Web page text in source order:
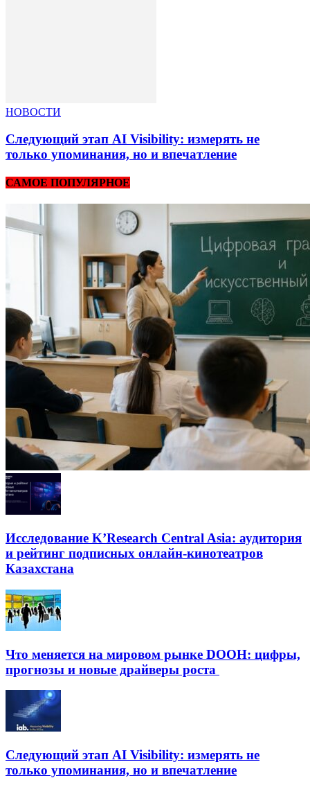
НОВОСТИ
Следующий этап AI Visibility: измерять не
только упоминания, но и впечатление
САМОЕ ПОПУЛЯРНОЕ
Исследование K’Research Central Asia: аудитория
и рейтинг подписных онлайн-кинотеатров
Казахстана
Что меняется на мировом рынке DOOH: цифры,
прогнозы и новые драйверы роста
Следующий этап AI Visibility: измерять не
только упоминания, но и впечатление